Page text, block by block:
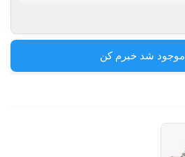
موجود شد خبرم کن